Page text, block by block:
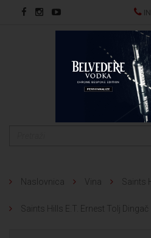
Naslovnica Vina Saints
Saints Hills E.T. Ernest Tolj Dingač